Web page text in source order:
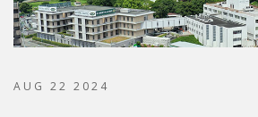
AUG 22 2024